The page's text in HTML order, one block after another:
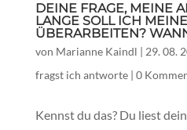
DEINE FRAGE, MEINE
LANGE SOLL ICH
ÜBERARBEITEN?
von Marianne Kaindl | 29. 08.
fragst ich antworte| 0
Kennst du das? Du liest